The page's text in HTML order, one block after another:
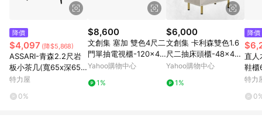
降價
$4,097 (降$5,868)
ASSARI-青森2.2尺岩
板小茶几(寬65x深65x
高48cm)
特力屋
0%
$8,600
文創集 塞加 雙色4尺二
門單抽電視櫃-120x4
0.5x50cm免組
Yahoo購物中心
1%
$6,000
文創集 卡利森雙色1.6
尺二抽床頭櫃-48x40x
46m免組
Yahoo購物中心
1%
降價
直人
鞋櫃
特力